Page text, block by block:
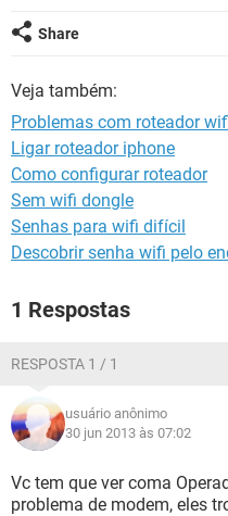
Share
Veja também:
Problemas com roteador
Ligar roteador iphone
Como configurar roteador
Sem wifi dongle
Senhas para wifi difícil
Descobrir senha wifi pelo
1 Respostas
RESPOSTA 1 / 1
usuário anônimo
30 jun 2013 às 07:02
Vc tem que ver coma
problema de modem, eles